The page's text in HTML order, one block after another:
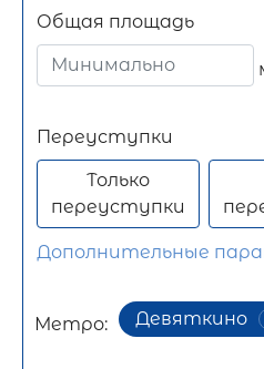
Общая площадь
Переуступки
Только
переуступки
Дополнительные
Метро: Девяткино